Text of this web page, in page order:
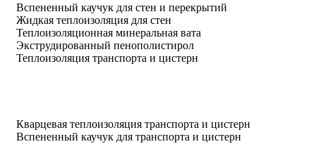
Вспененный каучук для стен и перекрытий
Жидкая теплоизоляция для стен
Теплоизоляционная минеральная вата
Экструдированный пенополистирол
Теплоизоляция транспорта и цистерн
Кварцевая теплоизоляция транспорта и цистерн
Вспененный каучук для транспорта и цистерн